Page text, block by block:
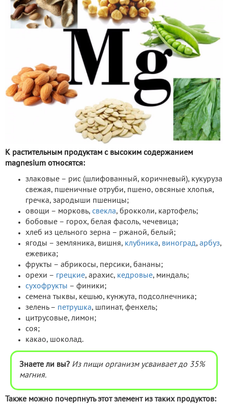
К растительным продуктам с высоким содержанием
magnesium относятся:
злаковые – рис (шлифованный, коричневый), кукуруза
свежая, пшеничные отруби, пшено, овсяные хлопья,
гречка, зародыши пшеницы;
овощи – морковь, свекла, брокколи, картофель;
бобовые – горох, белая фасоль, чечевица;
хлеб из цельного зерна – ржаной, белый;
ягоды – земляника, вишня, клубника, виноград, арбуз,
ежевика;
фрукты – абрикосы, персики, бананы;
орехи – грецкие, арахис, кедровые, миндаль;
сухофрукты – финики;
семена тыквы, кешью, кунжута, подсолнечника;
зелень – петрушка, шпинат, фенхель;
цитрусовые, лимон;
соя;
какао, шоколад.
Знаете ли вы? Из пищи организм усваивает до 35%
магния.
Также можно почерпнуть этот элемент из таких продуктов: